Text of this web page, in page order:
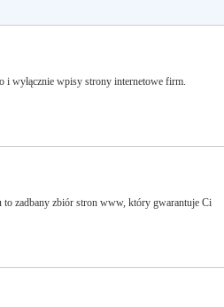
wyłącznie wpisy strony internetowe firm.
zadbany zbiór stron www, który gwarantuje Ci